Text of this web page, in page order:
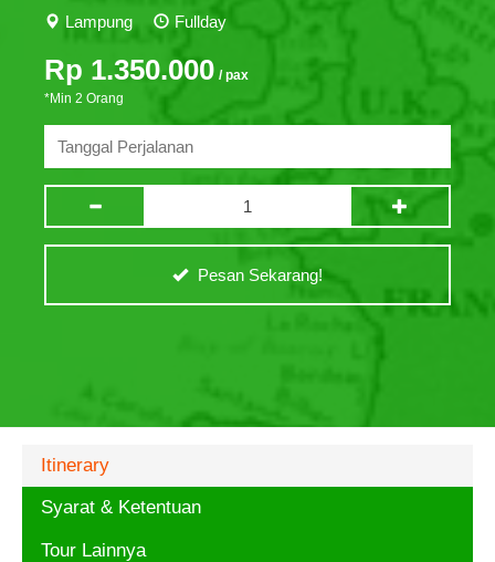
Lampung Fullday
Rp 1.350.000 / pax
*Min 2 Orang
Pesan Sekarang!
Itinerary
Syarat & Ketentuan
Tour Lainnya